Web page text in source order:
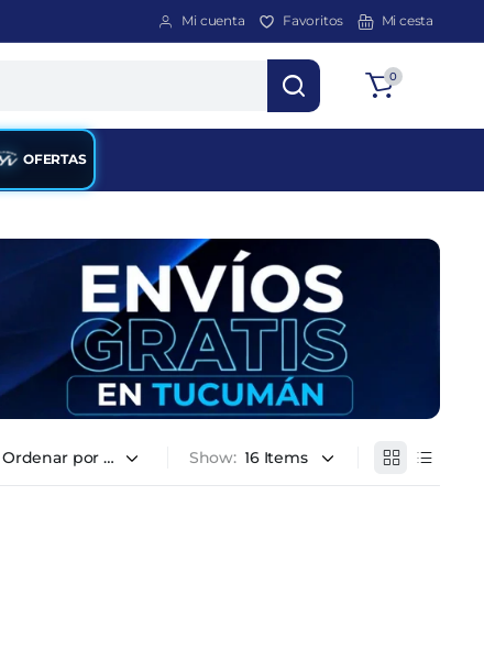
Mi cuenta Favoritos Mi cesta
0
OFERTAS
Show: